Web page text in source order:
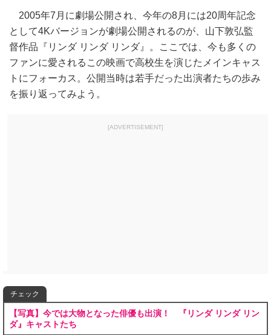
2005年7月に劇場公開され、今年の8月には20周年記念
として4Kバージョンが劇場公開されるのが、山下敦弘監
督作品『リンダ リンダ リンダ』。ここでは、今も多くの
ファンに愛されるこの映画で高校生を演じたメインキャス
トにフォーカス。公開当時は若手だった出演者たちの歩み
を振り返ってみよう。
[ADVERTISEMENT]
チェック
【写真】今では大物となった俳優も出演！ 『リンダ リンダ リン
ダ』キャストたち